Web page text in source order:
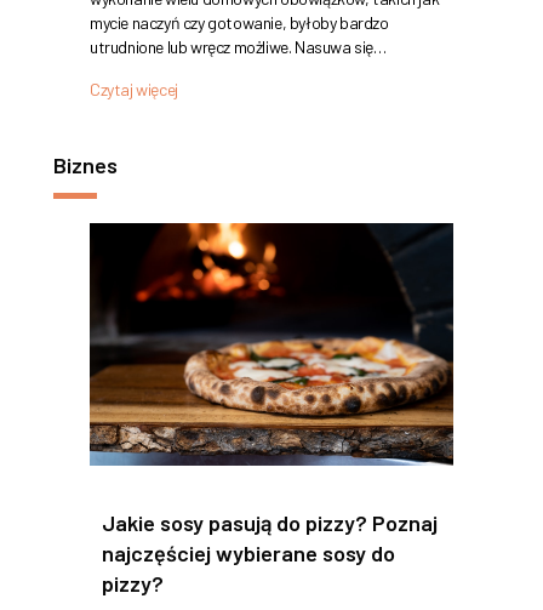
mycie naczyń czy gotowanie, byłoby bardzo
utrudnione lub wręcz możliwe. Nasuwa się…
Czytaj więcej
Biznes
Jakie sosy pasują do pizzy? Poznaj
najczęściej wybierane sosy do
pizzy?